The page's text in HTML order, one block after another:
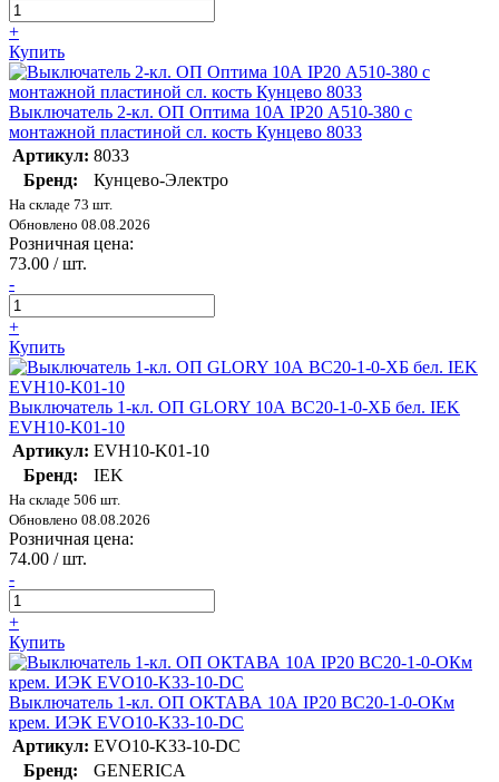
+
Купить
Выключатель 2-кл. ОП Оптима 10А IP20 А510-380 с
монтажной пластиной сл. кость Кунцево 8033
Артикул: 8033
Бренд:
Кунцево-Электро
На складе 73 шт.
Обновлено 08.08.2026
Розничная цена:
73.00 / шт.
-
+
Купить
Выключатель 1-кл. ОП GLORY 10А ВС20-1-0-ХБ бел. IEK
EVH10-K01-10
Артикул: EVH10-K01-10
Бренд:
IEK
На складе 506 шт.
Обновлено 08.08.2026
Розничная цена:
74.00 / шт.
-
+
Купить
Выключатель 1-кл. ОП ОКТАВА 10А IP20 ВС20-1-0-ОКм
крем. ИЭК EVO10-K33-10-DC
Артикул: EVO10-K33-10-DC
Бренд:
GENERICA